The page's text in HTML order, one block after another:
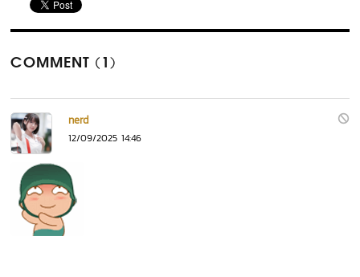
COMMENT (1)
nerd
12/09/2025 14:46